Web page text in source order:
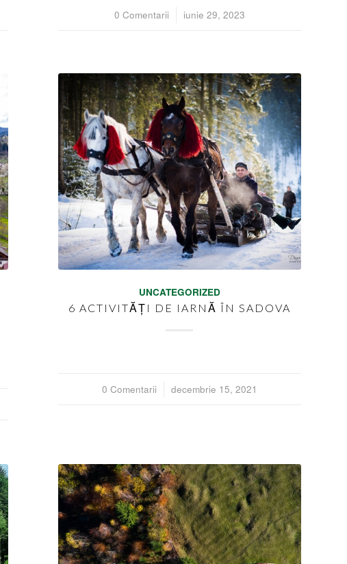
0 Comentarii
/ iunie 29, 2023
UNCATEGORIZED
6 ACTIVITĂȚI DE IARNĂ ÎN SADOVA
0 Comentarii
/ decembrie 15, 2021